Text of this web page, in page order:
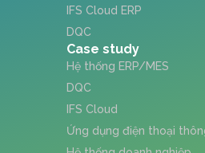
IFS Cloud ERP
DQC
Case study
Hệ thống ERP/MES
DQC
IFS Cloud
Ứng dụng điện thoại